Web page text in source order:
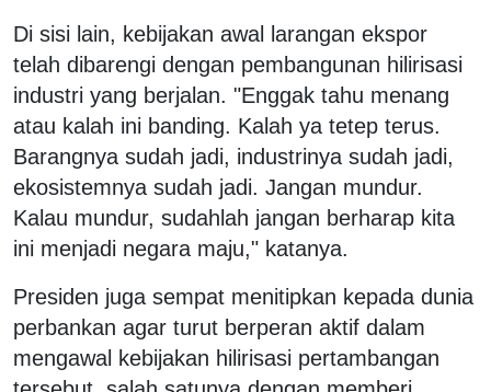
Di sisi lain, kebijakan awal larangan ekspor
telah dibarengi dengan pembangunan hilirisasi
industri yang berjalan. "Enggak tahu menang
atau kalah ini banding. Kalah ya tetep terus.
Barangnya sudah jadi, industrinya sudah jadi,
ekosistemnya sudah jadi. Jangan mundur.
Kalau mundur, sudahlah jangan berharap kita
ini menjadi negara maju," katanya.
Presiden juga sempat menitipkan kepada dunia
perbankan agar turut berperan aktif dalam
mengawal kebijakan hilirisasi pertambangan